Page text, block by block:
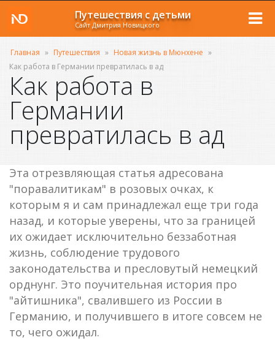
Путешествия с детьми
Сайт Дмитрия Новицкого
Главная » Путешествия » Новая жизнь в Мюнхене »
Как работа в Германии превратилась в ад
Как работа в
Германии
превратилась в ад
Эта отрезвляющая статья адресована
"поравалитикам" в розовых очках, к
которым я и сам принадлежал еще три года
назад, и которые уверены, что за границей
их ожидает исключительно беззаботная
жизнь, соблюдение трудового
законодательства и пресловутый немецкий
орднунг. Это поучительная история про
"айтишника", свалившего из России в
Германию, и получившего в итоге совсем не
то, чего ожидал.